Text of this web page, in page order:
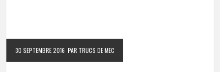
30 SEPTEMBRE 2016 PAR TRUCS DE MEC